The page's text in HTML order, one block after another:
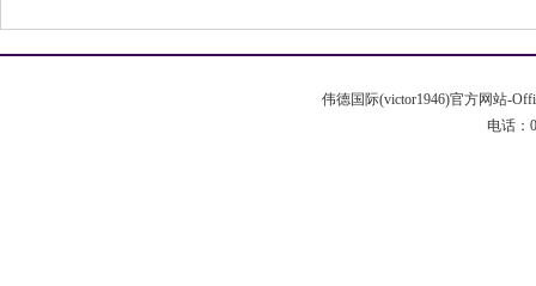
伟德国际(victor1946)官方网站-
电话：